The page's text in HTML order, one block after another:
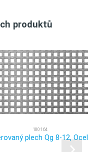
produktů
100164
plech Qg 8-12, Ocel